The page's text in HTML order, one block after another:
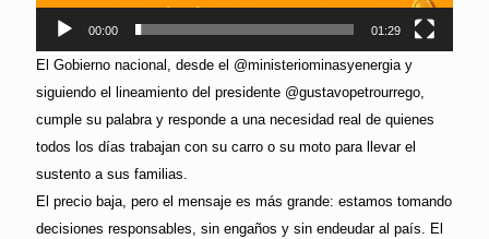
00:00 01:29
El Gobierno nacional, desde el @ministeriominasyenergia y
siguiendo el lineamiento del presidente @gustavopetrourrego,
cumple su palabra y responde a una necesidad real de quienes
todos los días trabajan con su carro o su moto para llevar el
sustento a sus familias.
El precio baja, pero el mensaje es más grande: estamos tomando
decisiones responsables, sin engaños y sin endeudar al país. El